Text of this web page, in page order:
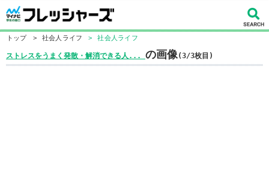
トップ > 社会人ライフ > 社会人ライフ
ストレスをうまく発散・解消できる人... の画像(3/3枚目)